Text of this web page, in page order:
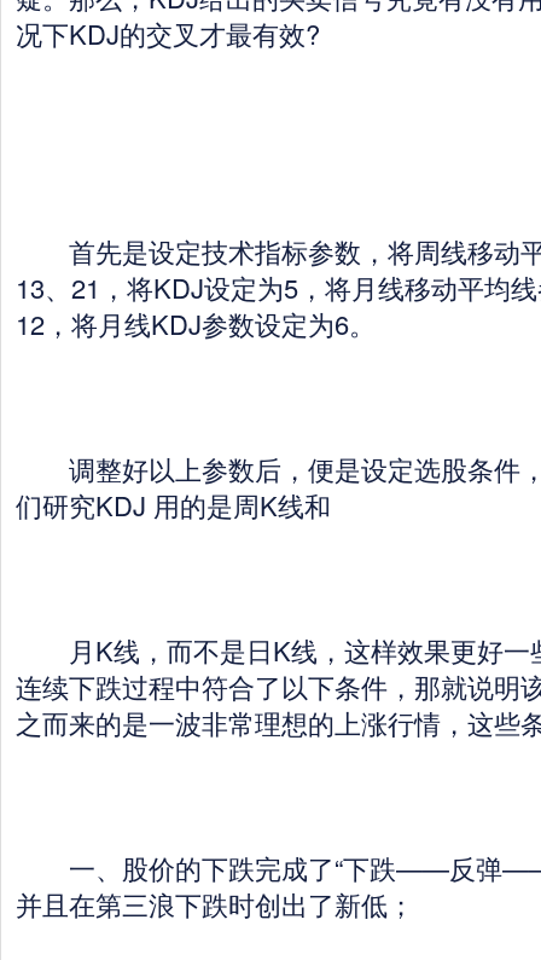
况下KDJ的交叉才最有效?
首先是设定技术指标参数，将周线移动
13、21，将KDJ设定为5，将月线移动平均
12，将月线KDJ参数设定为6。
调整好以上参数后，便是设定选股条件
们研究KDJ 用的是周K线和
月K线，而不是日K线，这样效果更好一
连续下跌过程中符合了以下条件，那就说明
之而来的是一波非常理想的上涨行情，这些
一、股价的下跌完成了“下跌——反弹——
并且在第三浪下跌时创出了新低；